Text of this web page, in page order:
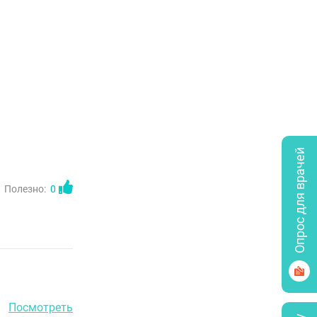
Полезно: 0
Посмотреть
Опрос для врачей